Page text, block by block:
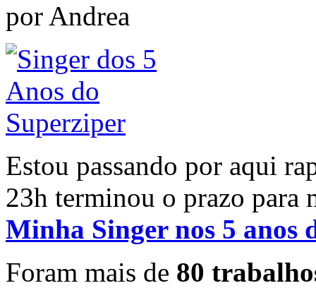
por Andrea
Estou passando por aqui
23h terminou o prazo para
Minha Singer nos 5 anos
Foram mais de 80